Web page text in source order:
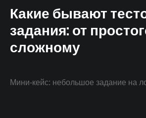
Какие бывают
задания: от
сложному
Мини-кейс: небольшое задание на